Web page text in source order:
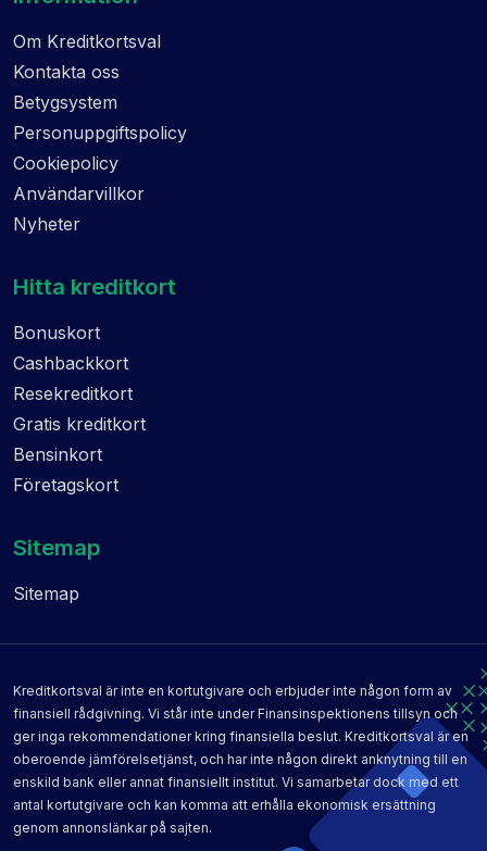
Om Kreditkortsval
Kontakta oss
Betygsystem
Personuppgiftspolicy
Cookiepolicy
Användarvillkor
Nyheter
Hitta kreditkort
Bonuskort
Cashbackkort
Resekreditkort
Gratis kreditkort
Bensinkort
Företagskort
Sitemap
Sitemap
Kreditkortsval är inte en kortutgivare och erbjuder inte någon form av
finansiell rådgivning. Vi står inte under Finansinspektionens tillsyn och
ger inga rekommendationer kring finansiella beslut. Kreditkortsval är en
oberoende jämförelsetjänst, och har inte någon direkt anknytning till en
enskild bank eller annat finansiellt institut. Vi samarbetar dock med ett
antal kortutgivare och kan komma att erhålla ekonomisk ersättning
genom annonslänkar på sajten.